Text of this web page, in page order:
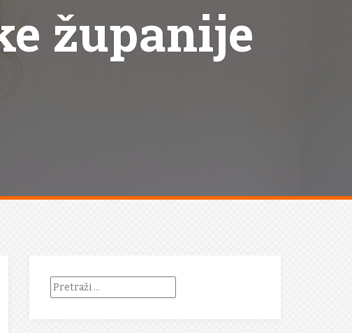
županije
Pretraži: